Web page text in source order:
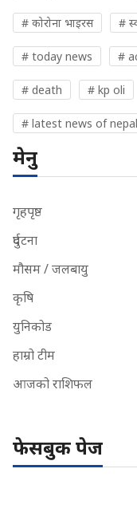
# कोरोना भाइरस #
# today news #
# death # kp oli
# latest news of nepal
मेनु
गृहपृष्ठ
दुर्घटना
मौसम / जलबायु
कृषि
युनिकोड
हाम्रो टीम
आजको राशिफल
फेसबुक पेज